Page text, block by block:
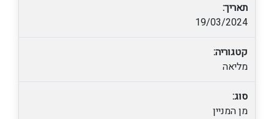
תאריך:
19/03/2024
קטגוריה:
מליאה
סוג:
מן המניין